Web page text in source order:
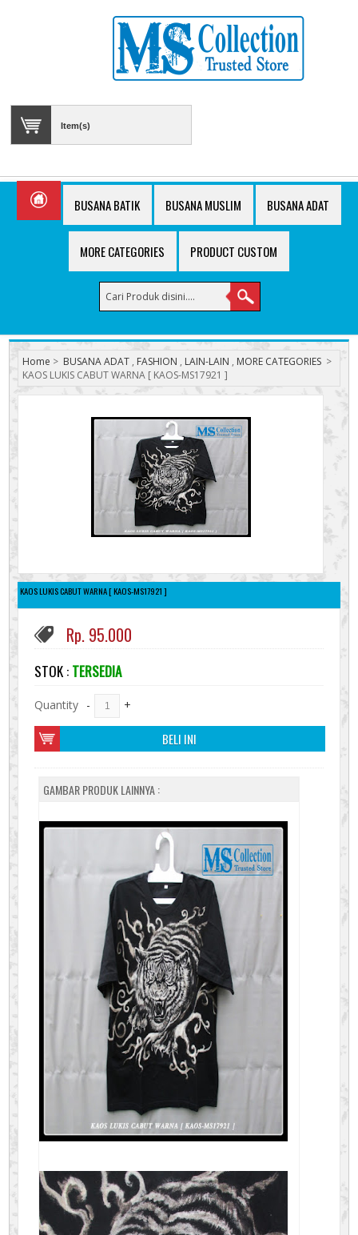
Item(s)
BUSANA BATIK BUSANA MUSLIM BUSANA ADAT
MORE CATEGORIES PRODUCT CUSTOM
Home > BUSANA ADAT , FASHION , LAIN-LAIN , MORE CATEGORIES >
KAOS LUKIS CABUT WARNA [ KAOS-MS17921 ]
KAOS LUKIS CABUT WARNA [ KAOS-MS17921 ]
Rp. 95.000
STOK : TERSEDIA
Quantity - +
BELI INI
GAMBAR PRODUK LAINNYA :